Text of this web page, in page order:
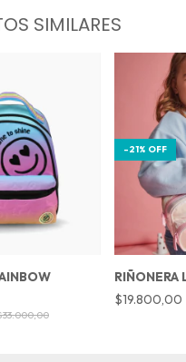
SIMILARES
-21% OFF
RIÑONERA
$19.800,00